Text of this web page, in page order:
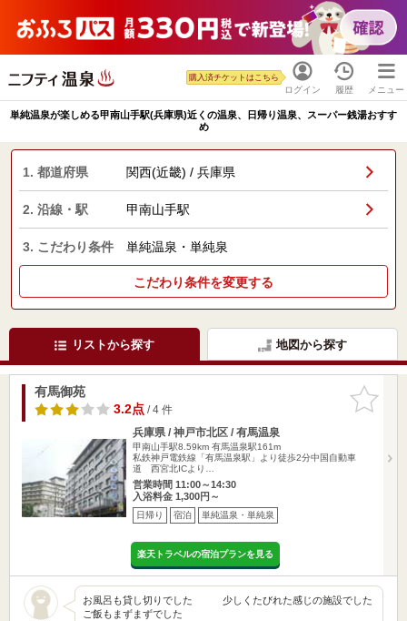
ログイン
購入済チケットはこちら
履歴 メニュー
単純温泉が楽しめる甲南山手駅(兵庫県)近くの温泉、日帰り温泉、スーパー銭湯おすす
め
1. 都道府県 関西(近畿) / 兵庫県
2. 沿線・駅 甲南山手駅
3. こだわり条件 単純温泉・単純泉
こだわり条件を変更する
リストから探す 地図から探す
お気に入
りに追加
有馬御苑
3.2点/ 4 件
兵庫県 / 神戸市北区 / 有馬温泉
甲南山手駅8.59km 有馬温泉駅161m
私鉄神戸電鉄線「有馬温泉駅」より徒歩2分中国自動車
道 西宮北ICより…
営業時間 11:00～14:30
入浴料金 1,300円～
日帰り 宿泊 単純温泉・単純泉
楽天トラベルの宿泊プランを見る
お風呂も貸し切りでした 少しくたびれた感じの施設でした
ご飯もまずまずでした